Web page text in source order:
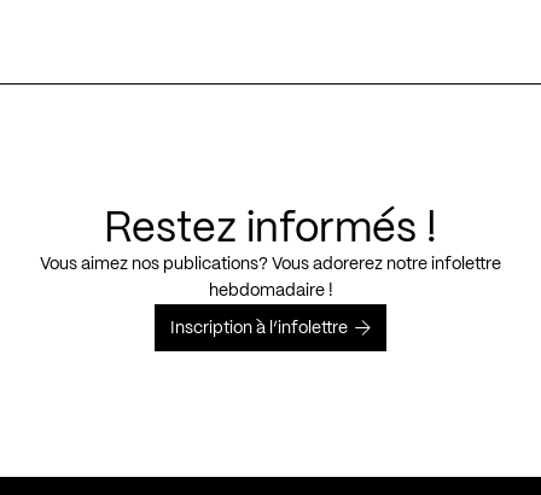
Restez informés !
Vous aimez nos publications? Vous adorerez notre infolettre
hebdomadaire !
Inscription à l’infolettre